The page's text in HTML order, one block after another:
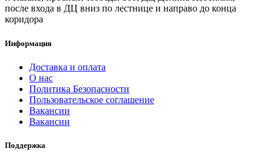
после входа в ДЦ вниз по лестнице и направо до конца
коридора
Информация
Доставка и оплата
О нас
Политика Безопасности
Пользовательское соглашение
Вакансии
Вакансии
Поддержка